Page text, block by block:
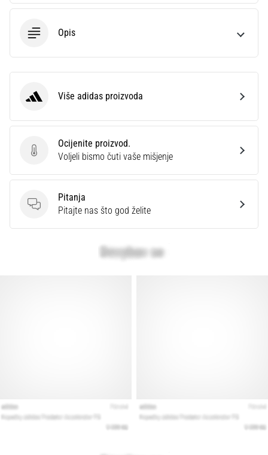
Opis
Ocijenite proizvod.
Ocijenite proizvod.
Voljeli bismo čuti vaše mišjenje
Pitanja
Pitanja
Pitajte nas što god želite
adidas Više adidas proizvoda